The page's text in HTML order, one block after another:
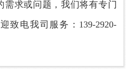
需求或问题，我们将有专门
致电我司服务：139-2920-